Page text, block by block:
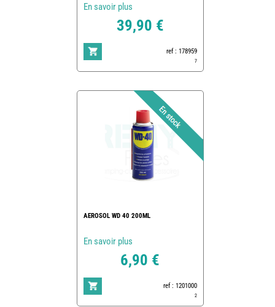
En savoir plus
39,90 €
ref : 178959
7
AEROSOL WD 40 200ML
En savoir plus
6,90 €
ref : 1201000
2